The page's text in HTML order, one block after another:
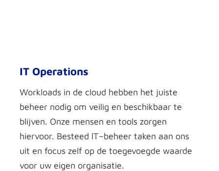
IT Operations
Workloads in de cloud hebben het juiste
beheer nodig om veilig en beschikbaar te
blijven. Onze mensen en tools zorgen
hiervoor. Besteed IT–beheer taken aan ons
uit en focus zelf op de toegevoegde waarde
voor uw eigen organisatie.